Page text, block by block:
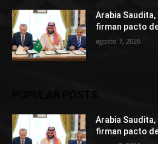
Arabia
firman pacto
agosto 7, 2026
Arabia
firman pacto